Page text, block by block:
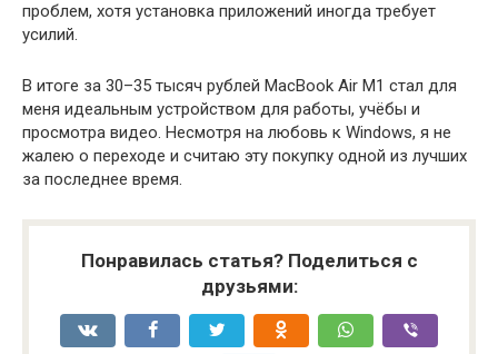
проблем, хотя установка приложений иногда требует
усилий.
В итоге за 30–35 тысяч рублей MacBook Air M1 стал для
меня идеальным устройством для работы, учёбы и
просмотра видео. Несмотря на любовь к Windows, я не
жалею о переходе и считаю эту покупку одной из лучших
за последнее время.
Понравилась статья? Поделиться с
друзьями: